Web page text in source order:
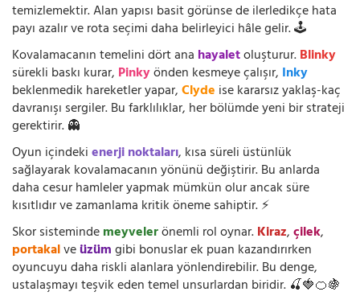
temizlemektir. Alan yapısı basit görünse de ilerledikçe hata
payı azalır ve rota seçimi daha belirleyici hâle gelir. 🕹️
Kovalamacanın temelini dört ana hayaletoluşturur.Blinky
sürekli baskı kurar, Pinkyönden kesmeye çalışır, Inky
beklenmedik hareketler yapar,Clyde ise kararsız yaklaş-kaç
davranışı sergiler. Bu farklılıklar, her bölümde yeni bir strateji
gerektirir. 👻
Oyun içindekienerji noktaları, kısa süreli üstünlük
sağlayarak kovalamacanın yönünü değiştirir. Bu anlarda
daha cesur hamleler yapmak mümkün olur ancak süre
kısıtlıdır ve zamanlama kritik öneme sahiptir. ⚡
Skor sistemindemeyvelerönemli rol oynar.Kiraz,çilek,
portakalveüzümgibi bonuslar ek puan kazandırırken
oyuncuyu daha riskli alanlara yönlendirebilir. Bu denge,
ustalaşmayı teşvik eden temel unsurlardan biridir. 🍒🍓🍊🍇